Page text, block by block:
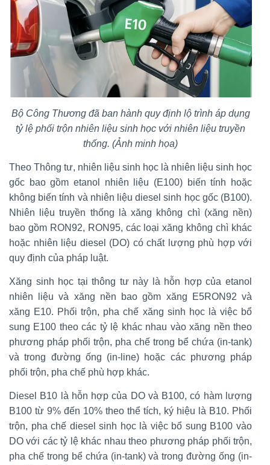
Bộ Công Thương đã ban hành quy định lộ trình áp dụng
tỷ lệ phối trộn nhiên liệu sinh học với nhiên liệu truyền
thống. (Ảnh minh họa)
Theo Thông tư, nhiên liệu sinh học là nhiên liệu sinh học
gốc bao gồm etanol nhiên liệu (E100) biến tính hoặc
không biến tính và nhiên liệu diesel sinh học gốc (B100).
Nhiên liệu truyền thống là xăng không chì (xăng nền)
bao gồm RON92, RON95, các loại xăng không chì khác
hoặc nhiên liệu diesel (DO) có chất lượng phù hợp với
quy định của pháp luật.
Xăng sinh học tại thông tư này là hỗn hợp của etanol
nhiên liệu và xăng nền bao gồm xăng E5RON92 và
xăng E10. Phối trộn, pha chế xăng sinh học là việc bổ
sung E100 theo các tỷ lệ khác nhau vào xăng nền theo
phương pháp phối trộn, pha chế trong bể chứa (in-tank)
và trong đường ống (in-line) hoặc các phương pháp
phối trộn, pha chế phù hợp khác.
Diesel B10 là hỗn hợp của DO và B100, có hàm lượng
B100 từ 9% đến 10% theo thể tích, ký hiệu là B10. Phối
trộn, pha chế diesel sinh học là việc bổ sung B100 vào
DO với các tỷ lệ khác nhau theo phương pháp phối trộn,
pha chế trong bể chứa (in-tank) và trong đường ống (in-